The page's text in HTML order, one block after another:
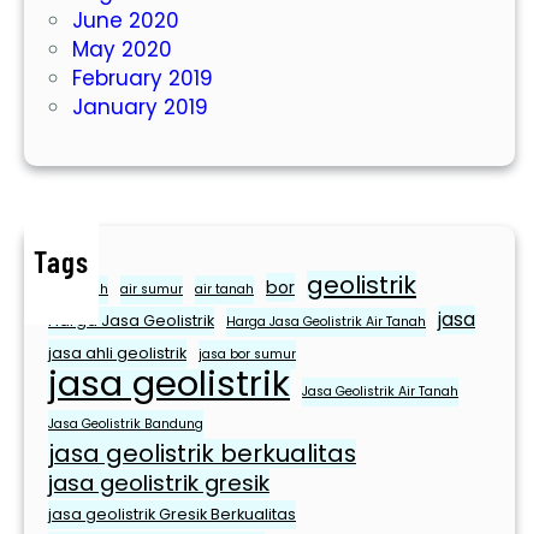
k
June 2020
May 2020
February 2019
January 2019
Tags
air bersih air sumur air tanah bor geolistrik
Harga Jasa Geolistrik Harga Jasa Geolistrik Air Tanah jasa
jasa ahli geolistrik jasa bor sumur
jasa geolistrik
Jasa Geolistrik Air Tanah
Jasa Geolistrik Bandung
jasa geolistrik berkualitas
jasa geolistrik gresik
jasa geolistrik Gresik Berkualitas